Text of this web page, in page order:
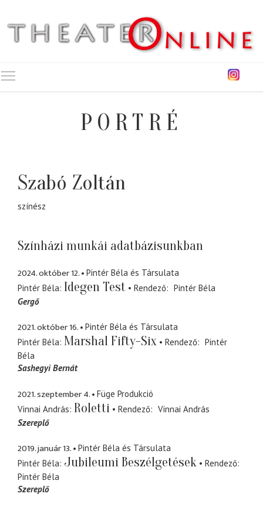
PORTRÉ
Szabó Zoltán
színész
Színházi munkái adatbázisunkban
2024. október 12.
Pintér Béla és Társulata
Pintér Béla Idegen Test Rendező
Pintér Béla
Gergő
2021. október 16.
Pintér Béla és Társulata
Pintér Béla Marshal Fifty-Six Rendező
Pintér
Béla
Sashegyi Bernát
2021. szeptember 4.
Füge Produkció
Vinnai András Roletti Rendező
Vinnai András
Szereplő
2019. január 13.
Pintér Béla és Társulata
Pintér Béla Jubileumi Beszélgetések
Rendező
Pintér Béla
Szereplő